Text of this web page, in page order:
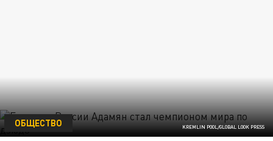
KREMLIN POOL/GLOBAL LOOK PRESS
ОБЩЕСТВО